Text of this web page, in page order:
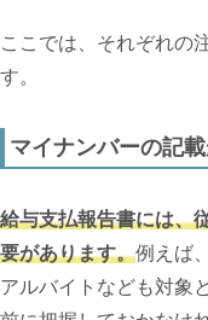
ここでは、それぞれの
す。
マイナンバーの記
給与支払報告書には、
要があります。例えば
アルバイトなども対象